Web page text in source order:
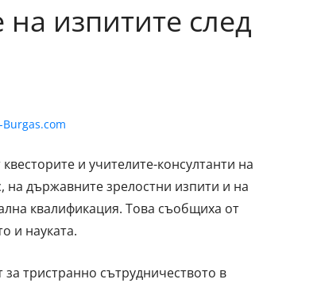
на изпитите след
и учителите-консултанти на
държавните зрелостни изпити и на
квалификация. Това съобщиха от
и науката.
тристранно сътрудничеството в